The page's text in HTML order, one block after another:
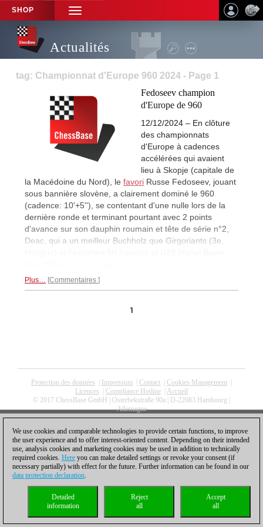
SHOP
TOGGLE
NAVIGATION
Actualités
tag: Championnat d'Europe 960 2024 - Page 1
Fedoseev champion
d'Europe de 960
12/12/2024 – En clôture
des championnats
d'Europe à cadences
accélérées qui avaient
lieu à Skopje (capitale de
la Macédoine du Nord), le favori Russe Fedoseev, jouant
sous bannière slovène, a clairement dominé le 960
(cadence: 10'+5''), se contentant d'une nulle lors de la
dernière ronde et terminant pourtant avec 2 points
d'avance sur son dauphin roumain et tête de série n°2,
Deac, qui a un meilleur Buchholz que Girgoriants (3e,
Plus… Commentaires
1
Protection des données Impressum Contact Cookies Management
Licences
Compliance Hotline
Accueil
© 2017 ChessBase GmbH | Osterbekstraße 90a | D-22083 Hambourg |
Allemagne
coldest news
We use cookies and comparable technologies to provide certain functions, to improve
the user experience and to offer interest-oriented content. Depending on their intended
use, analysis cookies and marketing cookies may be used in addition to technically
required cookies. Here you can make detailed settings or revoke your consent (if
necessary partially) with effect for the future. Further information can be found in our
data protection declaration.
Accept
all
Reject
all
Detailed
information